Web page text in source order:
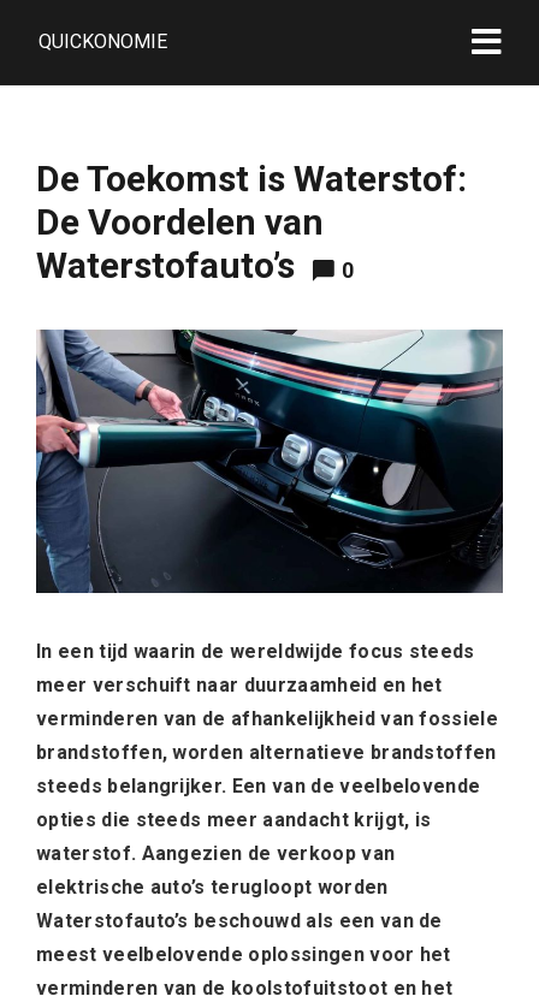
QUICKONOMIE
De Toekomst is Waterstof:
De Voordelen van
Waterstofauto’s
0
In een tijd waarin de wereldwijde focus steeds
meer verschuift naar duurzaamheid en het
verminderen van de afhankelijkheid van fossiele
brandstoffen, worden alternatieve brandstoffen
steeds belangrijker. Een van de veelbelovende
opties die steeds meer aandacht krijgt, is
waterstof. Aangezien de verkoop van
elektrische auto’s terugloopt worden
Waterstofauto’s beschouwd als een van de
meest veelbelovende oplossingen voor het
verminderen van de koolstofuitstoot en het